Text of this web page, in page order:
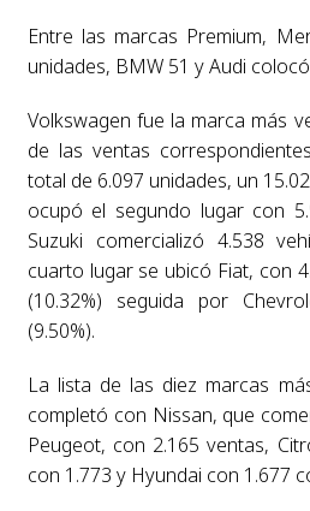
Entre las marcas Premium,
unidades, BMW 51 y Audi
Volkswagen fue la marca más
de las ventas
total de 6.097 unidades, un
ocupó el segundo lugar con
Suzuki comercializó 4.538
cuarto lugar se ubicó Fiat, con
(10.32%) seguida por
(9.50%).
La lista de las diez marcas
completó con Nissan, que
Peugeot, con 2.165 ventas,
con 1.773 y Hyundai con 1.677